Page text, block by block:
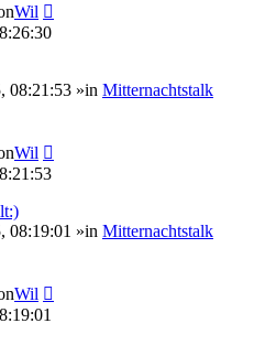
Wil
08:21:53 »in Mitternachtstalk
Wil
08:19:01 »in Mitternachtstalk
Wil